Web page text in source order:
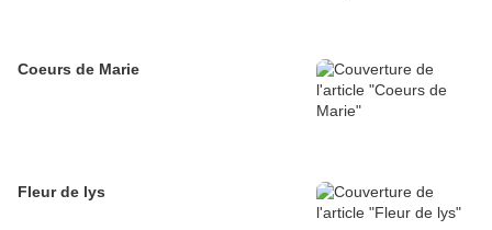
Coeurs de Marie
Fleur de lys